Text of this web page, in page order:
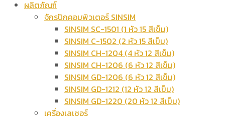
ผลิตภัณฑ์
จักรปักคอมพิวเตอร์ SINSIM
SINSIM SC-1501 (1 หัว 15 สีเข็ม)
SINSIM C-1502 (2 หัว 15 สีเข็ม)
SINSIM CH-1204 (4 หัว 12 สีเข็ม)
SINSIM CH-1206 (6 หัว 12 สีเข็ม)
SINSIM GD-1206 (6 หัว 12 สีเข็ม)
SINSIM GD-1212 (12 หัว 12 สีเข็ม)
SINSIM GD-1220 (20 หัว 12 สีเข็ม)
เครื่องเลเซอร์